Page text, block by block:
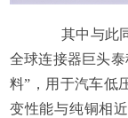
其中与此
全球连接器巨头
料”，用于汽车低
变性能与纯铜相